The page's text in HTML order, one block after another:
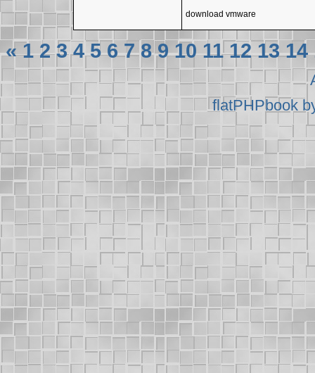
download vmware
« 1 2 3 4 5 6 7 8 9 10 11 12 13 14
flatPHPbook